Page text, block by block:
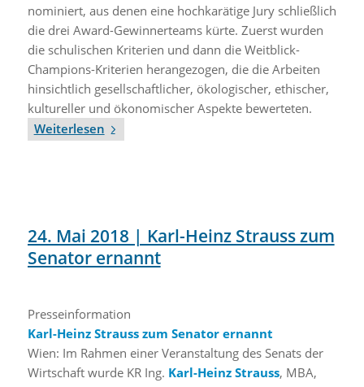
nominiert, aus denen eine hochkarätige Jury schließlich
die drei Award-Gewinnerteams kürte. Zuerst wurden
die schulischen Kriterien und dann die Weitblick-
Champions-Kriterien herangezogen, die die Arbeiten
hinsichtlich gesellschaftlicher, ökologischer, ethischer,
kultureller und ökonomischer Aspekte bewerteten.
Weiterlesen
24. Mai 2018 | Karl-Heinz Strauss zum
Senator ernannt
Presseinformation
Karl-Heinz Strauss zum Senator ernannt
Wien: Im Rahmen einer Veranstaltung des Senats der
Wirtschaft wurde KR Ing. Karl-Heinz Strauss, MBA,